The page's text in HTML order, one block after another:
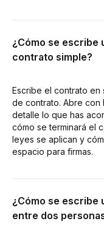
¿Cómo se escribe
contrato simple?
Escribe el contrato en
de contrato. Abre con
detalle lo que has
cómo se terminará el
leyes se aplican y
espacio para firmas.
¿Cómo se escribe
entre dos